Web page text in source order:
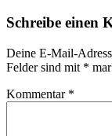
Schreibe einen
Deine E-Mail-
Felder sind mit *
Kommentar *